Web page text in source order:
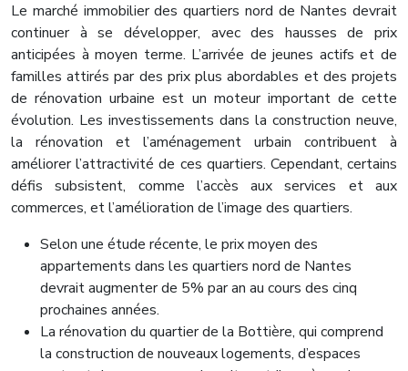
Le marché immobilier des quartiers nord de Nantes devrait
continuer à se développer, avec des hausses de prix
anticipées à moyen terme. L’arrivée de jeunes actifs et de
familles attirés par des prix plus abordables et des projets
de rénovation urbaine est un moteur important de cette
évolution. Les investissements dans la construction neuve,
la rénovation et l’aménagement urbain contribuent à
améliorer l’attractivité de ces quartiers. Cependant, certains
défis subsistent, comme l’accès aux services et aux
commerces, et l’amélioration de l’image des quartiers.
Selon une étude récente, le prix moyen des
appartements dans les quartiers nord de Nantes
devrait augmenter de 5% par an au cours des cinq
prochaines années.
La rénovation du quartier de la Bottière, qui comprend
la construction de nouveaux logements, d’espaces